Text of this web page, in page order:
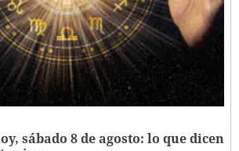
sábado 8 de agosto: lo que dicen